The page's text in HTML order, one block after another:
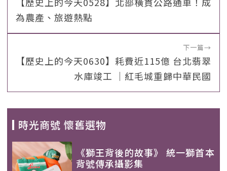
為農產、旅遊熱點
下一篇→
【歷史上的今天0630】耗費近115億 台北翡翠
水庫竣工 ｜紅毛城重歸中華民國
時光商號 懷舊選物
《獅王背後的故事》 統一獅首本
背號傳承攝影集